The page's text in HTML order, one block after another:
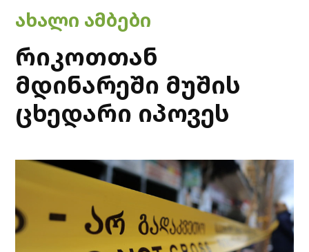
POSTED
IN
ᲐᲮᲐᲚᲘ ᲐᲛᲑᲔᲑᲘ
რიკოთთან
მდინარეში მუშის
ცხედარი იპოვეს